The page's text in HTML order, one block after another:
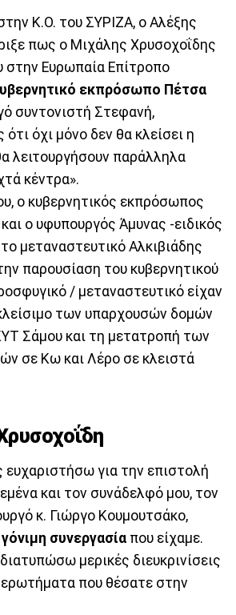
Κ.Ο. του ΣΥΡΙΖΑ, ο Αλέξης
πως ο Μιχάλης Χρυσοχοΐδης
στην Ευρωπαία Επίτροπο
εκπρόσωπο Πέτσα
συντονιστή Στεφανή,
όχι μόνο δεν θα κλείσει η
λειτουργήσουν παράλληλα
κέντρα».
ο κυβερνητικός εκπρόσωπος
και ο υφυπουργός Άμυνας -ειδικός
μεταναστευτικό Αλκιβιάδης
παρουσίαση του κυβερνητικού
/ μεταναστευτικό είχαν
των υπαρχουσών δομών
Σάμου και τη μετατροπή των
σε Κω και Λέρο σε κλειστά
ευχαριστήσω για την επιστολή
και τον συνάδελφό μου, τον
κ. Γιώργο Κουμουτσάκο,
γόνιμη συνεργασία που είχαμε.
μερικές διευκρινίσεις
που θέσατε στην